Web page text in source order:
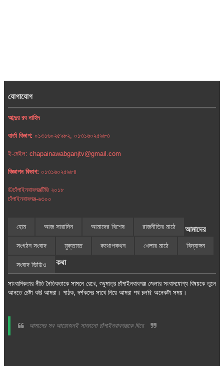
যোগাযোগ
আব্দুর রব নাহিদ
বার্তা বিভাগ: ০১৩১৬০২৫৯৮২, ০১৩১৬০২৫৯৮৩
ই-মেইল: chapainawabganjtv@gmail.com
বিজ্ঞাপন বিভাগ: ০১৩১৬০২৫৯৮৪
©চাঁপাইনবাবগঞ্জটিভি ২০১৮
চাঁপাইনবাবগঞ্জ-৬৩০০
হোম আজ সারাদিন আমাদের বিশেষ রাজনীতির মাঠে
সংগঠন সংবাদ মুক্তমত কথোপকথন খেলার মাঠে বিদ্যাঙ্গন
সংবাদ ভিডিও
আমাদের
কথা
সাংবাদিকতার নীতি নৈতিকতাকে সামনে রেখে, শুধুমাত্র চাঁপাইনবাবগঞ্জ জেলার সংবাদযোগ্য বিষয়কে তুলে
আনতে চেষ্টা করি আমরা। পাঠক, দর্শকদের সাথে নিয়ে আমরা পথ চলছি অনেকটা সময়।
আমাদের সব আয়োজনই সাজানো চাঁপাইনবাবগঞ্জকে ঘিরে